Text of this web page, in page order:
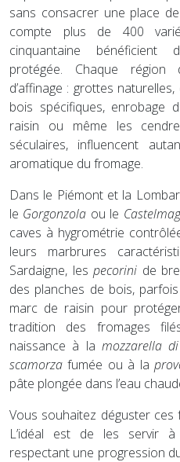
sans consacrer une place
compte plus de 400
cinquantaine bénéficient
protégée. Chaque région
d’affinage : grottes
bois spécifiques, enrobage
raisin ou même les
séculaires, influencent
aromatique du fromage.
Dans le Piémont et la
le Gorgonzola ou le
caves à hygrométrie
leurs marbrures
Sardaigne, les pecorini de
des planches de bois,
marc de raisin pour
tradition des fromages
naissance à la mozzarella
scamorza fumée ou à la
pâte plongée dans l’eau
Vous souhaitez déguster ces
L’idéal est de les servir à
respectant une progression